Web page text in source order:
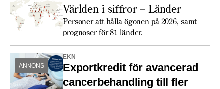
snabbare än inflationen. De europeiska
konsumenterna verkar dock fortfarande
hålla hårt i plånboken. Största
förändringen 2026 är de ökade
försvarsanslagen och att den växande
politiska klyftan mellan USA och Europa
får europeiska länder att köpa allt mer från
europeiska leverantörer.
Världen i siffror – Länder
Personer att hålla ögonen på 2026, samt
prognoser för 81 länder.
ANNONS
EKN
Exportkredit för avancerad
cancerbehandling till fler